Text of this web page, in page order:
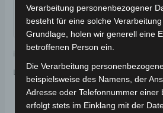
inkl. 19 % MwSt.
Lieferzeit:Versandfertig innerhalb 24
Verarbeitung personenbezogener
besteht für eine solche
Grundlage, holen wir generell eine
betroffenen Person ein.
Die Verarbeitung
beispielsweise des Namens, der
Adresse oder Telefonnummer einer
erfolgt stets im Einklang mit der